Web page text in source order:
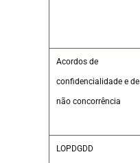
Acordos de
confidencialidade e de
não concorrência
LOPDGDD